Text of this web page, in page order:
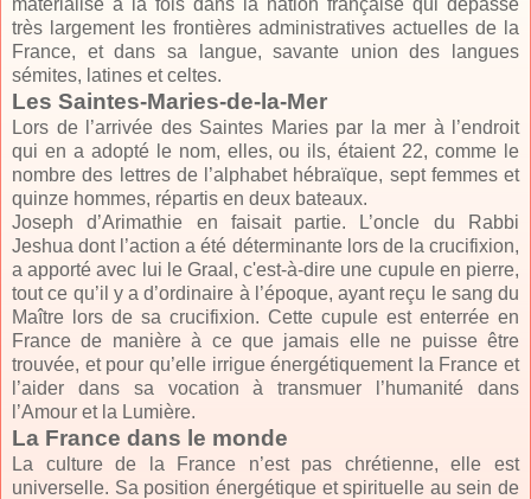
très largement les frontières administratives actuelles de la
France, et dans sa langue, savante union des langues
sémites, latines et celtes.
Les Saintes-Maries-de-la-Mer
Lors de l’arrivée des Saintes Maries par la mer à l’endroit
qui en a adopté le nom, elles, ou ils, étaient 22, comme le
nombre des lettres de l’alphabet hébraïque, sept femmes et
quinze hommes, répartis en deux bateaux.
Joseph d’Arimathie en faisait partie. L’oncle du Rabbi
Jeshua dont l’action a été déterminante lors de la crucifixion,
a apporté avec lui le Graal, c'est-à-dire une cupule en pierre,
tout ce qu’il y a d’ordinaire à l’époque, ayant reçu le sang du
Maître lors de sa crucifixion. Cette cupule est enterrée en
France de manière à ce que jamais elle ne puisse être
trouvée, et pour qu’elle irrigue énergétiquement la France et
l’aider dans sa vocation à transmuer l’humanité dans
l’Amour et la Lumière.
La France dans le monde
La culture de la France n’est pas chrétienne, elle est
universelle. Sa position énergétique et spirituelle au sein de